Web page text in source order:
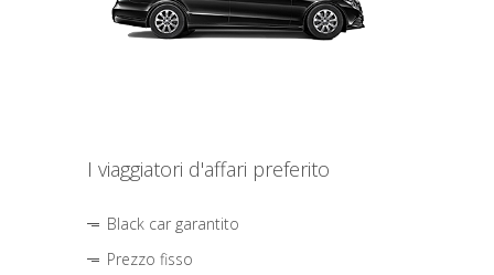
I viaggiatori d'affari preferito
Black car garantito
Prezzo fisso